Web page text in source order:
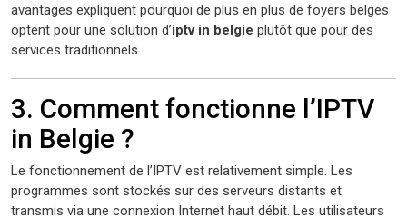
avantages expliquent pourquoi de plus en plus de foyers belges
optent pour une solution d’iptv in belgie plutôt que pour des
services traditionnels.
3. Comment fonctionne l’IPTV
in Belgie ?
Le fonctionnement de l’IPTV est relativement simple. Les
programmes sont stockés sur des serveurs distants et
transmis via une connexion Internet haut débit. Les utilisateurs